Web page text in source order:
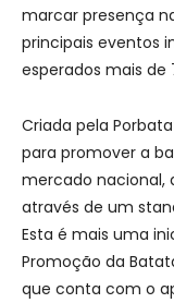
marcar presença
principais eventos
esperados mais
Criada pela
para promover a
mercado nacional,
através de um
Esta é mais uma
Promoção da
que conta com o